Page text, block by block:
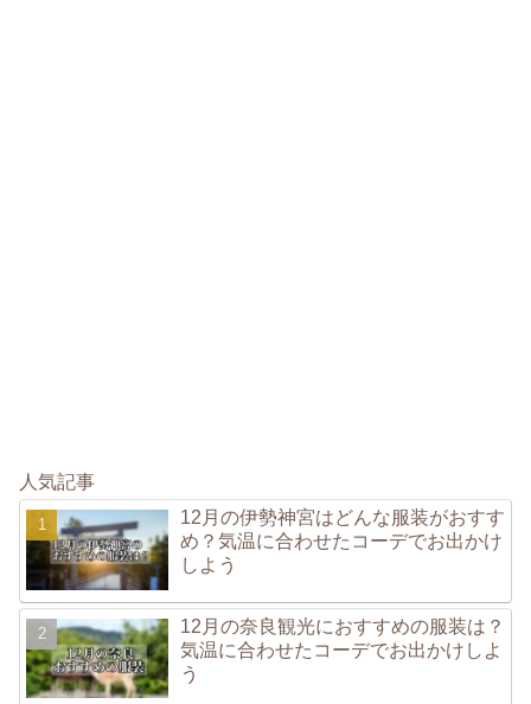
人気記事
12月の伊勢神宮はどんな服装がおすす
め？気温に合わせたコーデでお出かけ
しよう
12月の奈良観光におすすめの服装は？
気温に合わせたコーデでお出かけしよ
う